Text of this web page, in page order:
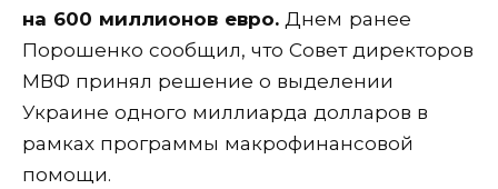
на 600 миллионов евро. Днем ранее
Порошенко сообщил, что Совет директоров
МВФ принял решение о выделении
Украине одного миллиарда долларов в
рамках программы макрофинансовой
помощи.